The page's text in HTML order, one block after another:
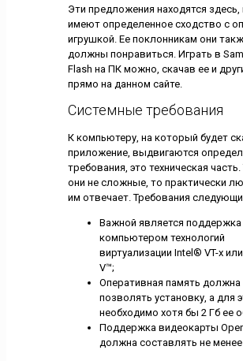
Эти предложения находятся здесь,
имеют определенное сходство с
игрушкой. Ее поклонникам они
должны понравиться. Играть в
Flash на ПК можно, скачав ее и
прямо на данном сайте.
Системные требования
К компьютеру, на который будет
приложение, выдвигаются
требования, это техническая часть.
они не сложные, то практически
им отвечает. Требования
Важной является поддержка
компьютером технологий
виртуализации Intel® VT-x
V™;
Оперативная память должна
позволять установку, а для
необходимо хотя бы 2 Гб ее
Поддержка видеокарты
должна составлять не менее